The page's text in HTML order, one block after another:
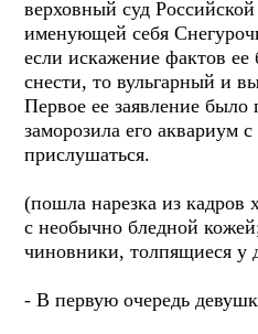
верховный суд
именующей себя
если искажение фактов
снести, то вульгарный и
Первое ее заявление было
заморозила его аквариум
прислушаться.
(пошла нарезка из кадров
с необычно бледной
чиновники, толпящиеся у
- В первую очередь